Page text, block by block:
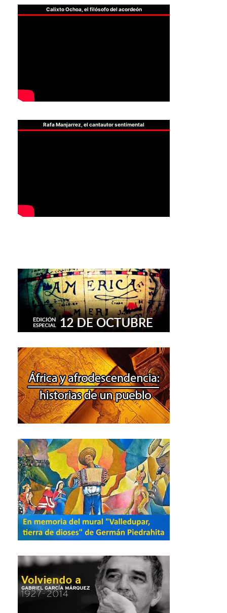
Calixto Ochoa, el filósofo del acordeón
Rafa Manjarrez, el cantautor sentimental